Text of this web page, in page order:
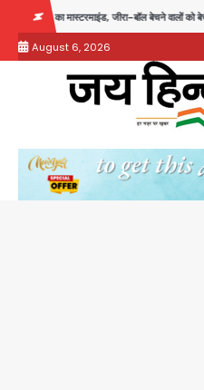
content
वालों को बेचता था चोरी के फोन; 8 गिरफ्तार, 98
August 6, 2026